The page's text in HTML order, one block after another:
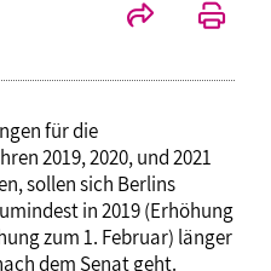
für die
2019, 2020, und 2021
sollen sich Berlins
in 2019 (Erhöhung
zum 1. Februar) länger
dem Senat geht.